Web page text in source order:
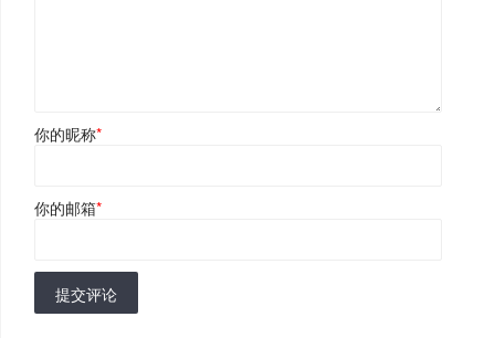
你的昵称*
你的邮箱*
提交评论